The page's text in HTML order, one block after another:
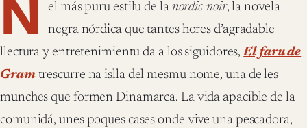
N el más puru estilu de la nordic noir, la novela
negra nórdica que tantes hores d’agradable
llectura y entretenimientu da a los siguidores,El faru de
Gramtrescurre na islla del mesmu nome, una de les
munches que formen Dinamarca. La vida apacible de la
comunidá, unes poques cases onde vive una pescadora,